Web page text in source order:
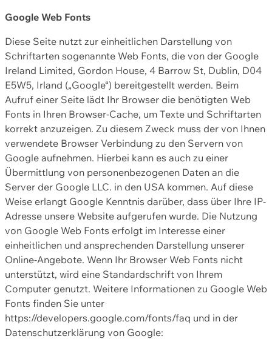
Google Web Fonts
Diese Seite nutzt zur einheitlichen Darstellung von
Schriftarten sogenannte Web Fonts, die von der Google
Ireland Limited, Gordon House, 4 Barrow St, Dublin, D04
E5W5, Irland („Google“) bereitgestellt werden. Beim
Aufruf einer Seite lädt Ihr Browser die benötigten Web
Fonts in Ihren Browser-Cache, um Texte und Schriftarten
korrekt anzuzeigen. Zu diesem Zweck muss der von Ihnen
verwendete Browser Verbindung zu den Servern von
Google aufnehmen. Hierbei kann es auch zu einer
Übermittlung von personenbezogenen Daten an die
Server der Google LLC. in den USA kommen. Auf diese
Weise erlangt Google Kenntnis darüber, dass über Ihre IP-
Adresse unsere Website aufgerufen wurde. Die Nutzung
von Google Web Fonts erfolgt im Interesse einer
einheitlichen und ansprechenden Darstellung unserer
Online-Angebote. Wenn Ihr Browser Web Fonts nicht
unterstützt, wird eine Standardschrift von Ihrem
Computer genutzt. Weitere Informationen zu Google Web
Fonts finden Sie unter
https://developers.google.com/fonts/faq und in der
Datenschutzerklärung von Google: